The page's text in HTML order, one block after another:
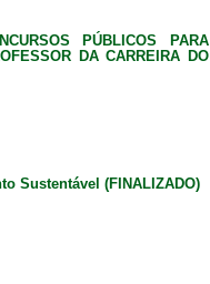
PÚBLICOS PARA
DA CARREIRA DO
Sustentável (FINALIZADO)